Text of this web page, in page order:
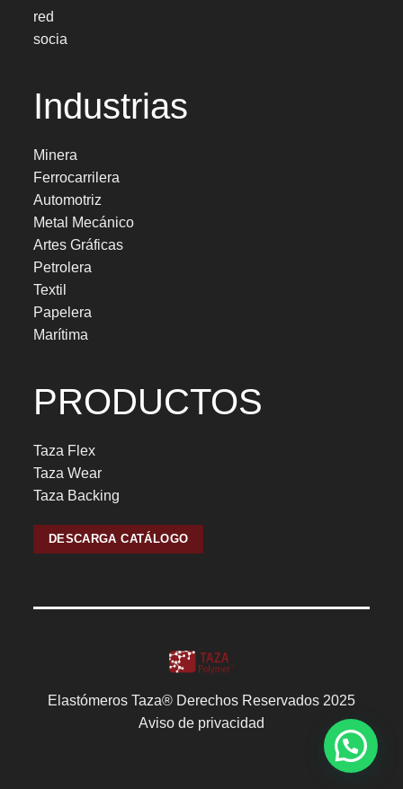
Industrias
Minera
Ferrocarrilera
Automotriz
Metal Mecánico
Artes Gráficas
Petrolera
Textil
Papelera
Marítima
PRODUCTOS
Taza Flex
Taza Wear
Taza Backing
DESCARGA CATÁLOGO
Elastómeros Taza® Derechos Reservados 2025
Aviso de privacidad